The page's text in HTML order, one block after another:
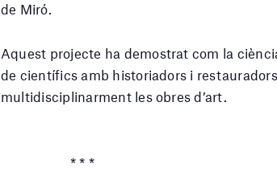
de Miró.
Aquest projecte ha demostrat com la
de científics amb historiadors i
multidisciplinarment les obres d’art.
* * *